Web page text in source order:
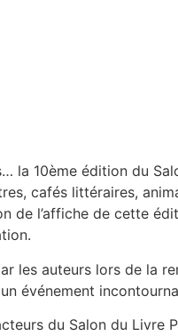
la 10ème édition du
cafés littéraires,
de l’affiche de cette
les auteurs lors de la
événement
du Salon du